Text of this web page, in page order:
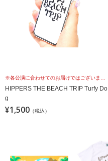
HIPPERS THE BEACH TRIP Turfy Do
g
¥1,500 （税込）